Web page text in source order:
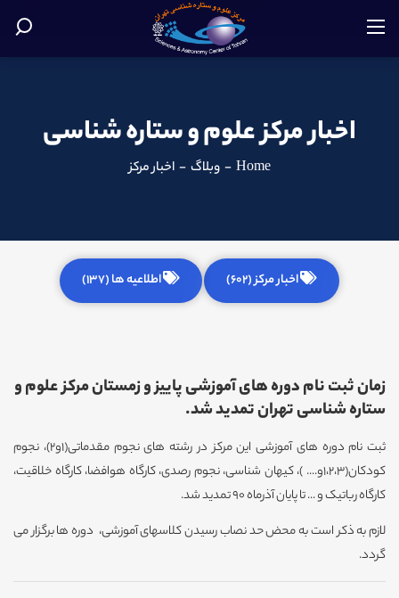
اخبار مرکز علوم و ستاره شناسی
Home
- وبلاگ - اخبار مرکز
اخبار مرکز (602) اطلاعیه ها (137)
زمان ثبت نام دوره های آموزشی پاییز و زمستان مرکز علوم و
ستاره شناسی تهران تمدید شد.
ثبت نام دوره های آموزشی این مرکز در رشته های نجوم مقدماتی(1و2)، نجوم
کودکان(1،2،3و.... )، کیهان شناسی، نجوم رصدی، کارگاه هوافضا، کارگاه خلاقیت،
کارگاه رباتیک و ... تا پایان آذرماه 90 تمدید شد.
لازم به ذکر است به محض حد نصاب رسیدن کلاسهای آموزشی، دوره ها برگزار می
گردد.